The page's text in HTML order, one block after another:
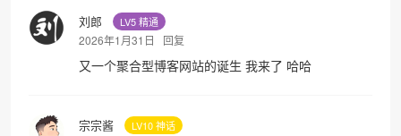
刘郎 LV5 精通
2026年1月31日 回复
又一个聚合型博客网站的诞生 我来了 哈哈
宗宗酱 LV10 神话